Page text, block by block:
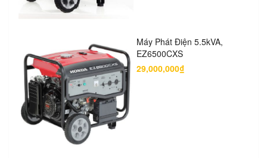
Máy Phát Điện 5.5kVA,
EZ6500CXS
29,000,000₫